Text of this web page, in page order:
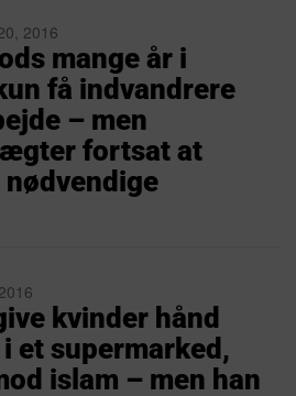
2016
mange år i
få indvandrere
– men
fortsat at
kvinder hånd
et supermarked,
islam – men han